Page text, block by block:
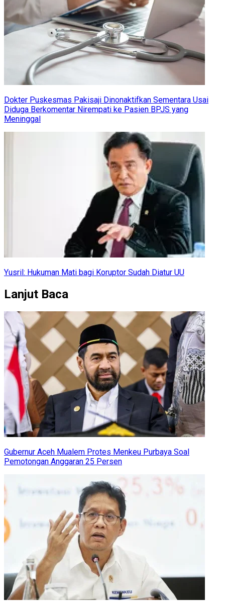
Dokter Puskesmas Pakisaji Dinonaktifkan Sementara Usai
Diduga Berkomentar Nirempati ke Pasien BPJS yang
Meninggal
Yusril: Hukuman Mati bagi Koruptor Sudah Diatur UU
Lanjut Baca
Gubernur Aceh Mualem Protes Menkeu Purbaya Soal
Pemotongan Anggaran 25 Persen